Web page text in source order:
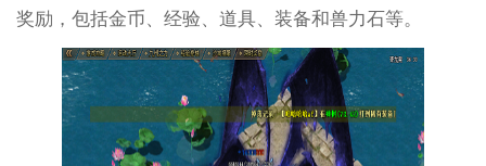
奖励，包括金币、经验、道具、装备和兽力石等。